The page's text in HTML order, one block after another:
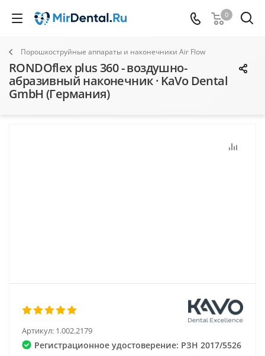
0
Порошкоструйные аппараты и наконечники Air Flow
RONDOflex plus 360 - воздушно-
абразивный наконечник · KaVo Dental
GmbH (Германия)
Артикул: 1.002.2179
Регистрационное удостоверение: РЗН 2017/5526